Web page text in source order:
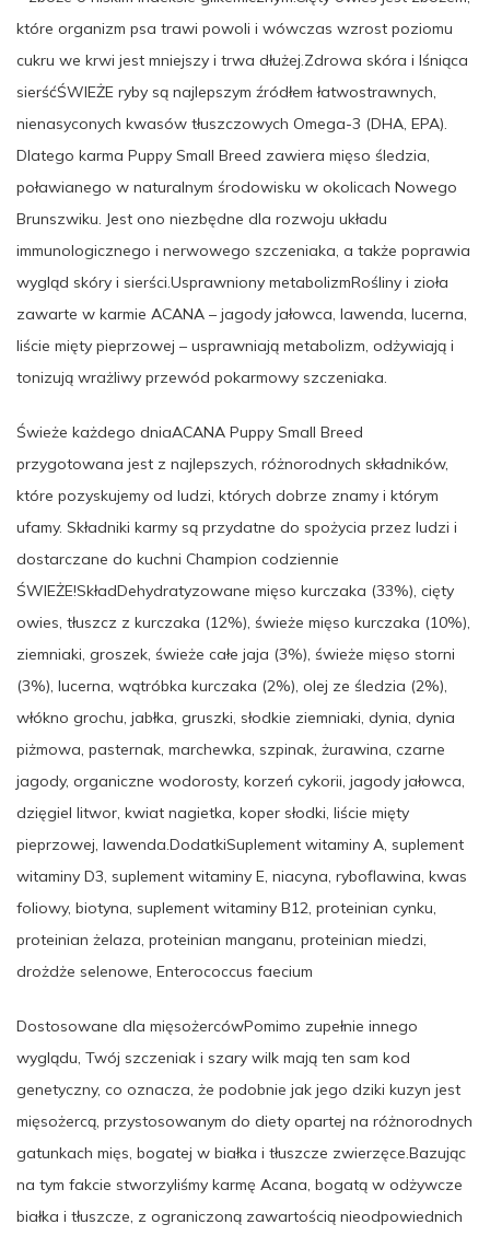
które organizm psa trawi powoli i wówczas wzrost poziomu
cukru we krwi jest mniejszy i trwa dłużej.Zdrowa skóra i lśniąca
sierśćŚWIEŻE ryby są najlepszym źródłem łatwostrawnych,
nienasyconych kwasów tłuszczowych Omega-3 (DHA, EPA).
Dlatego karma Puppy Small Breed zawiera mięso śledzia,
poławianego w naturalnym środowisku w okolicach Nowego
Brunszwiku. Jest ono niezbędne dla rozwoju układu
immunologicznego i nerwowego szczeniaka, a także poprawia
wygląd skóry i sierści.Usprawniony metabolizmRośliny i zioła
zawarte w karmie ACANA – jagody jałowca, lawenda, lucerna,
liście mięty pieprzowej – usprawniają metabolizm, odżywiają i
tonizują wrażliwy przewód pokarmowy szczeniaka.
Świeże każdego dniaACANA Puppy Small Breed
przygotowana jest z najlepszych, różnorodnych składników,
które pozyskujemy od ludzi, których dobrze znamy i którym
ufamy. Składniki karmy są przydatne do spożycia przez ludzi i
dostarczane do kuchni Champion codziennie
ŚWIEŻE!SkładDehydratyzowane mięso kurczaka (33%), cięty
owies, tłuszcz z kurczaka (12%), świeże mięso kurczaka (10%),
ziemniaki, groszek, świeże całe jaja (3%), świeże mięso storni
(3%), lucerna, wątróbka kurczaka (2%), olej ze śledzia (2%),
włókno grochu, jabłka, gruszki, słodkie ziemniaki, dynia, dynia
piżmowa, pasternak, marchewka, szpinak, żurawina, czarne
jagody, organiczne wodorosty, korzeń cykorii, jagody jałowca,
dzięgiel litwor, kwiat nagietka, koper słodki, liście mięty
pieprzowej, lawenda.DodatkiSuplement witaminy A, suplement
witaminy D3, suplement witaminy E, niacyna, ryboflawina, kwas
foliowy, biotyna, suplement witaminy B12, proteinian cynku,
proteinian żelaza, proteinian manganu, proteinian miedzi,
drożdże selenowe, Enterococcus faecium
Dostosowane dla mięsożercówPomimo zupełnie innego
wyglądu, Twój szczeniak i szary wilk mają ten sam kod
genetyczny, co oznacza, że podobnie jak jego dziki kuzyn jest
mięsożercą, przystosowanym do diety opartej na różnorodnych
gatunkach mięs, bogatej w białka i tłuszcze zwierzęce.Bazując
na tym fakcie stworzyliśmy karmę Acana, bogatą w odżywcze
białka i tłuszcze, z ograniczoną zawartością nieodpowiednich